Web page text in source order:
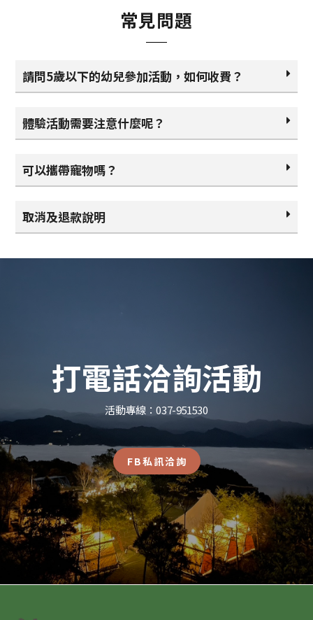
常見問題
請問5歲以下的幼兒參加活動，如何收費？
體驗活動需要注意什麼呢？
可以攜帶寵物嗎？
取消及退款說明
打電話洽詢活動
活動專線：037-951530
FB私訊洽詢